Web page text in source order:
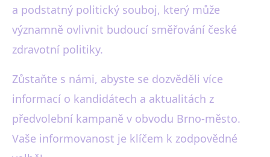
a podstatný politický souboj, který může
významně ovlivnit budoucí směřování české
zdravotní politiky.
Zůstaňte s námi, abyste se dozvěděli více
informací o kandidátech a aktualitách z
předvolební kampaně v obvodu Brno-město.
Vaše informovanost je klíčem k zodpovědné